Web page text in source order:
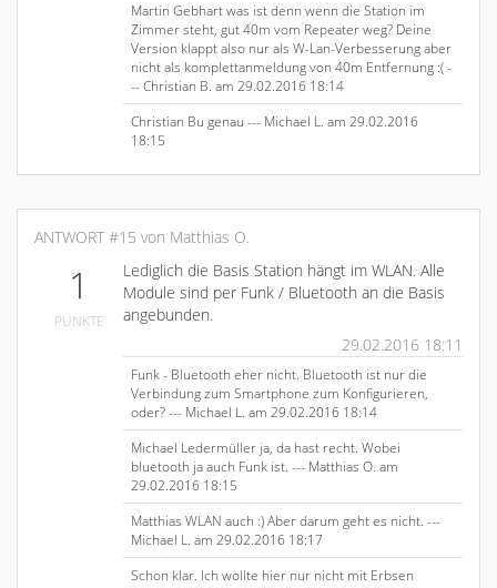
Martin Gebhart was ist denn wenn die Station im
Zimmer steht, gut 40m vom Repeater weg? Deine
Version klappt also nur als W-Lan-Verbesserung aber
nicht als komplettanmeldung von 40m Entfernung :( -
-- Christian B. am 29.02.2016 18:14
Christian Bu genau --- Michael L. am 29.02.2016
18:15
ANTWORT #15 von Matthias O.
1
PUNKTE
Lediglich die Basis Station hängt im WLAN. Alle
Module sind per Funk / Bluetooth an die Basis
angebunden.
29.02.2016 18:11
Funk - Bluetooth eher nicht. Bluetooth ist nur die
Verbindung zum Smartphone zum Konfigurieren,
oder? --- Michael L. am 29.02.2016 18:14
Michael Ledermüller ja, da hast recht. Wobei
bluetooth ja auch Funk ist. --- Matthias O. am
29.02.2016 18:15
Matthias WLAN auch :) Aber darum geht es nicht. ---
Michael L. am 29.02.2016 18:17
Schon klar. Ich wollte hier nur nicht mit Erbsen